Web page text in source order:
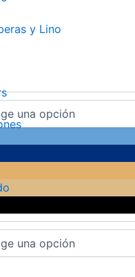
y Lino